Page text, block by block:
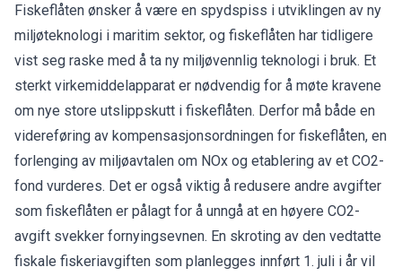
Fiskeflåten ønsker å være en spydspiss i utviklingen av ny
miljøteknologi i maritim sektor, og fiskeflåten har tidligere
vist seg raske med å ta ny miljøvennlig teknologi i bruk. Et
sterkt virkemiddelapparat er nødvendig for å møte kravene
om nye store utslippskutt i fiskeflåten. Derfor må både en
videreføring av kompensasjonsordningen for fiskeflåten, en
forlenging av miljøavtalen om NOx og etablering av et CO2-
fond vurderes. Det er også viktig å redusere andre avgifter
som fiskeflåten er pålagt for å unngå at en høyere CO2-
avgift svekker fornyingsevnen. En skroting av den vedtatte
fiskale fiskeriavgiften som planlegges innført 1. juli i år vil